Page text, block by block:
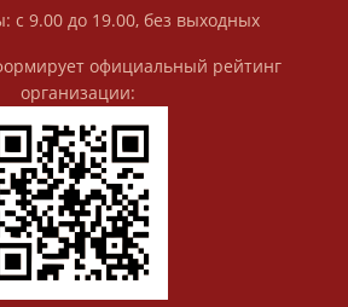
с 9.00 до 19.00, без выходных
официальный рейтинг
организации: